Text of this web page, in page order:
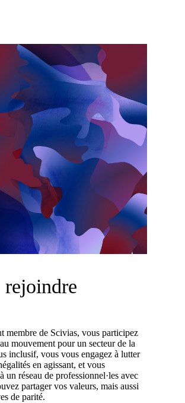
rejoindre
membre de Scivias, vous participez
mouvement pour un secteur de la
inclusif, vous vous engagez à lutter
en agissant, et vous
un réseau de professionnel·les avec
partager vos valeurs, mais aussi
de parité.